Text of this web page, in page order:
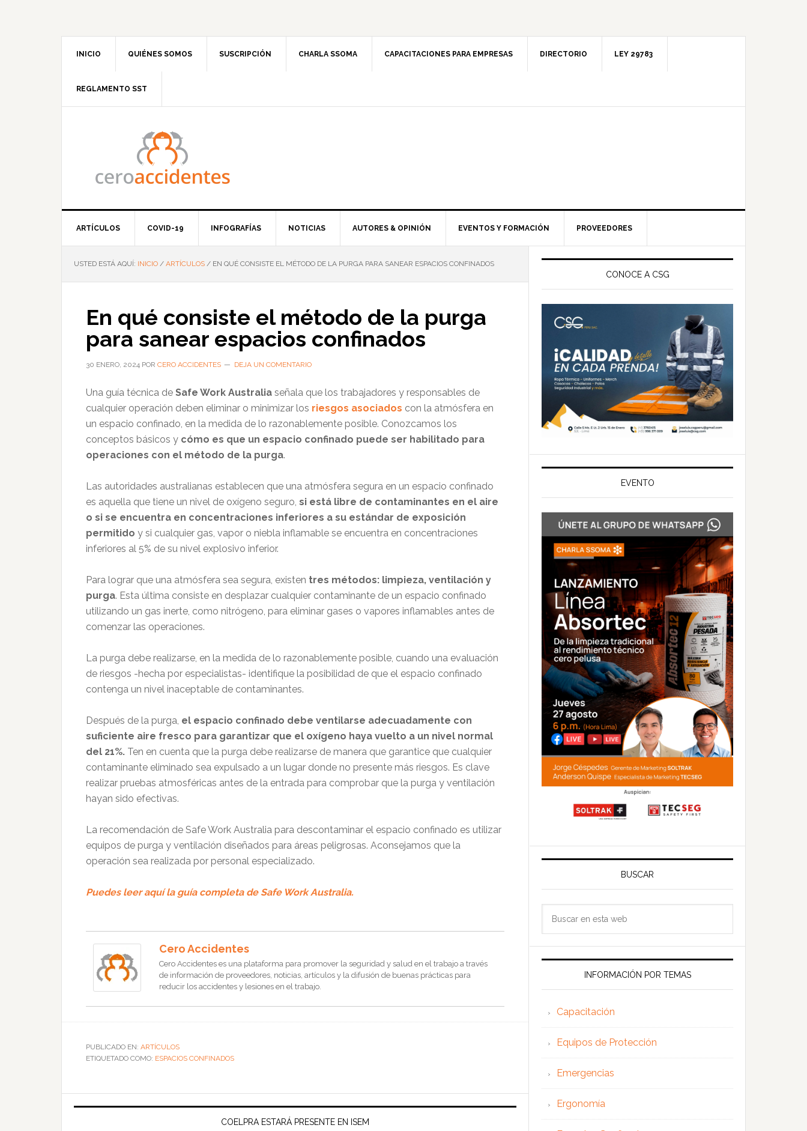
INICIO QUIÉNES SOMOS SUSCRIPCIÓN CHARLA SSOMA CAPACITACIONES PARA EMPRESAS DIRECTORIO LEY 29783
REGLAMENTO SST
ARTÍCULOS COVID-19 INFOGRAFÍAS NOTICIAS AUTORES & OPINIÓN EVENTOS Y FORMACIÓN PROVEEDORES
USTED ESTÁ AQUÍ: INICIO / ARTÍCULOS / EN QUÉ CONSISTE EL MÉTODO DE LA PURGA PARA SANEAR ESPACIOS CONFINADOS
En qué consiste el método de la purga
para sanear espacios confinados
30 ENERO, 2024 POR CERO ACCIDENTES DEJA UN COMENTARIO
Una guía técnica de Safe Work Australia señala que los trabajadores y responsables de
cualquier operación deben eliminar o minimizar los riesgos asociados con la atmósfera en
un espacio confinado, en la medida de lo razonablemente posible. Conozcamos los
conceptos básicos y cómo es que un espacio confinado puede ser habilitado para
operaciones con el método de la purga.
Las autoridades australianas establecen que una atmósfera segura en un espacio confinado
es aquella que tiene un nivel de oxígeno seguro, si está libre de contaminantes en el aire
o si se encuentra en concentraciones inferiores a su estándar de exposición
permitido y si cualquier gas, vapor o niebla inflamable se encuentra en concentraciones
inferiores al 5% de su nivel explosivo inferior.
Para lograr que una atmósfera sea segura, existen tres métodos: limpieza, ventilación y
purga. Esta última consiste en desplazar cualquier contaminante de un espacio confinado
utilizando un gas inerte, como nitrógeno, para eliminar gases o vapores inflamables antes de
comenzar las operaciones.
La purga debe realizarse, en la medida de lo razonablemente posible, cuando una evaluación
de riesgos -hecha por especialistas- identifique la posibilidad de que el espacio confinado
contenga un nivel inaceptable de contaminantes.
Después de la purga, el espacio confinado debe ventilarse adecuadamente con
suficiente aire fresco para garantizar que el oxígeno haya vuelto a un nivel normal
del 21%. Ten en cuenta que la purga debe realizarse de manera que garantice que cualquier
contaminante eliminado sea expulsado a un lugar donde no presente más riesgos. Es clave
realizar pruebas atmosféricas antes de la entrada para comprobar que la purga y ventilación
hayan sido efectivas.
La recomendación de Safe Work Australia para descontaminar el espacio confinado es utilizar
equipos de purga y ventilación diseñados para áreas peligrosas. Aconsejamos que la
operación sea realizada por personal especializado.
Puedes leer aquí la guía completa de Safe Work Australia.
Cero Accidentes
Cero Accidentes es una plataforma para promover la seguridad y salud en el trabajo a través
de información de proveedores, noticias, artículos y la difusión de buenas prácticas para
reducir los accidentes y lesiones en el trabajo.
PUBLICADO EN: ARTÍCULOS
ETIQUETADO COMO: ESPACIOS CONFINADOS
COELPRA ESTARÁ PRESENTE EN ISEM
Barra
principal
CONOCE A CSG
EVENTO
BUSCAR
web
INFORMACIÓN POR TEMAS
Capacitación
Equipos de Protección
Emergencias
Ergonomía